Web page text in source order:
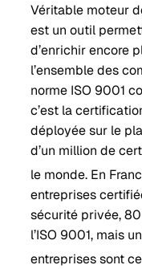
Véritable moteur
est un outil
d’enrichir encore
l’ensemble des
norme ISO 9001
c’est la
déployée sur le
d’un million de
le monde. En
entreprises
sécurité privée,
l’ISO 9001, mais
entreprises sont